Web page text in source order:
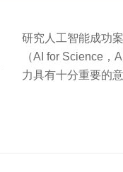
研究人工智能成功
（AI for Science
力具有十分重要的